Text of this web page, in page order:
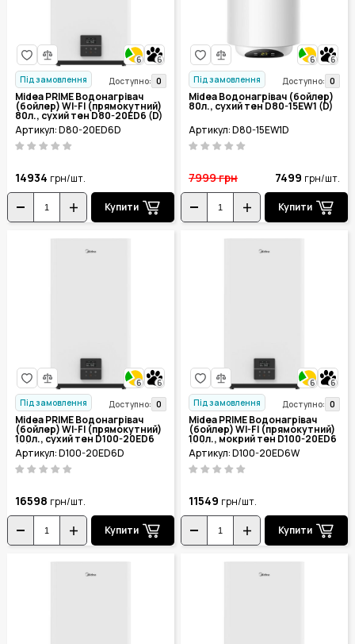
6
6
Під замовлення
Доступно: 0
Midea PRIME Водонагрівач
(бойлер) WI-FI (прямокутний)
80л., сухий тен D80-20ED6 (D)
Артикул: D80-20ED6D
14934 грн/шт.
Купити
6
6
Під замовлення
Доступно: 0
Midea Водонагрівач (бойлер)
80л., сухий тен D80-15EW1 (D)
Артикул: D80-15EW1D
7999грн 7499 грн/шт.
Купити
6
6
Під замовлення
Доступно: 0
Midea PRIME Водонагрівач
(бойлер) WI-FI (прямокутний)
100л., сухий тен D100-20ED6
(D)
Артикул: D100-20ED6D
16598 грн/шт.
Купити
6
6
Під замовлення
Доступно: 0
Midea PRIME Водонагрівач
(бойлер) WI-FI (прямокутний)
100л., мокрий тен D100-20ED6
(W)
Артикул: D100-20ED6W
11549 грн/шт.
Купити